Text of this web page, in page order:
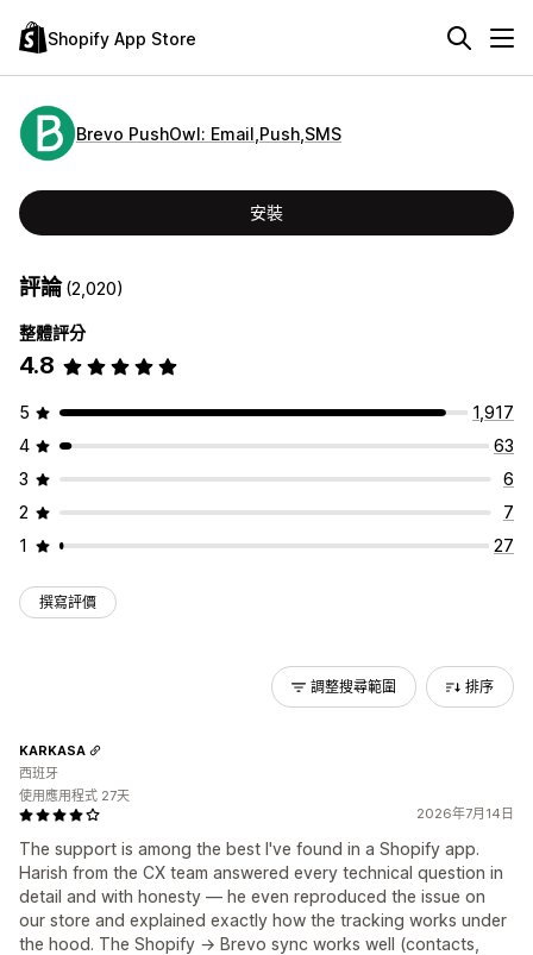
Shopify App Store
Brevo PushOwl: Email,Push,SMS
安裝
評論(2,020)
整體評分
4.8
5
1,917
4
63
3
6
2
7
1
27
撰寫評價
調整搜尋範圍 排序
2026年7月14日
The support is among the best I've found in a Shopify app.
Harish from the CX team answered every technical question in
detail and with honesty — he even reproduced the issue on
our store and explained exactly how the tracking works under
the hood. The Shopify → Brevo sync works well (contacts,
KARKASA
西班牙
使用應用程式 27天